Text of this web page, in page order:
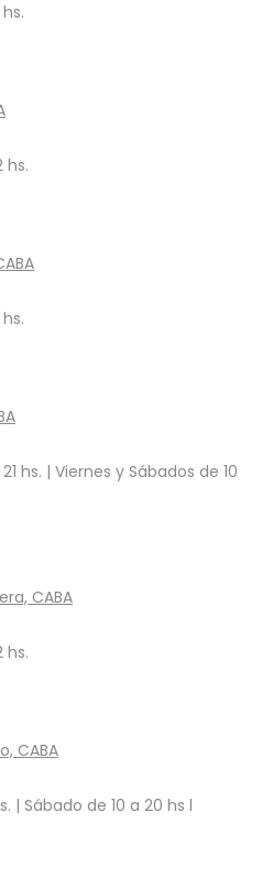
hs.
hs. | Viernes y Sábados de 10
CABA
hs.
CABA
| Sábado de 10 a 20 hs l